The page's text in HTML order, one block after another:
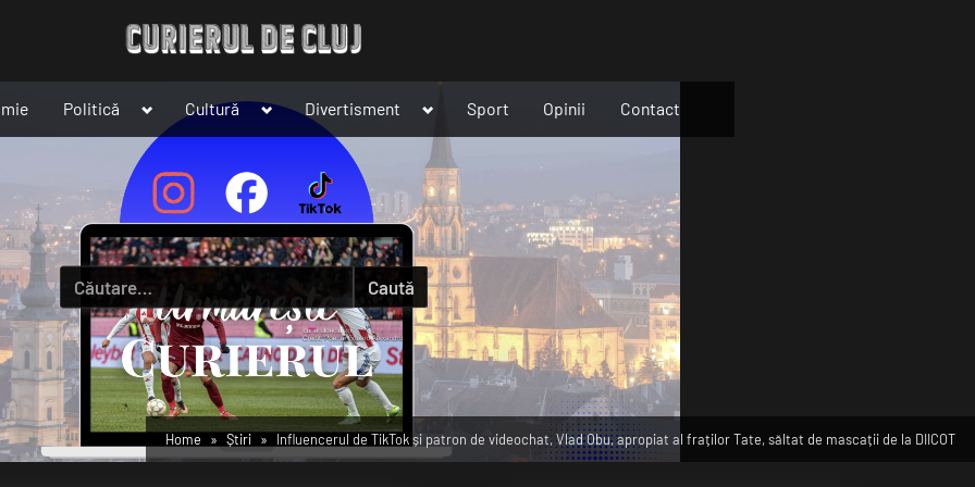
Politică
Toggle
sub-
menu
Cultură
Toggle
menu
Divertisment
Toggle
menu
Sport Opinii Contact
Caută
după:
Home Știri Influencerul de TikTok și patron de videochat, Vlad Obu, apropiat al fraților Tate, săltat de mascații de la DIICOT